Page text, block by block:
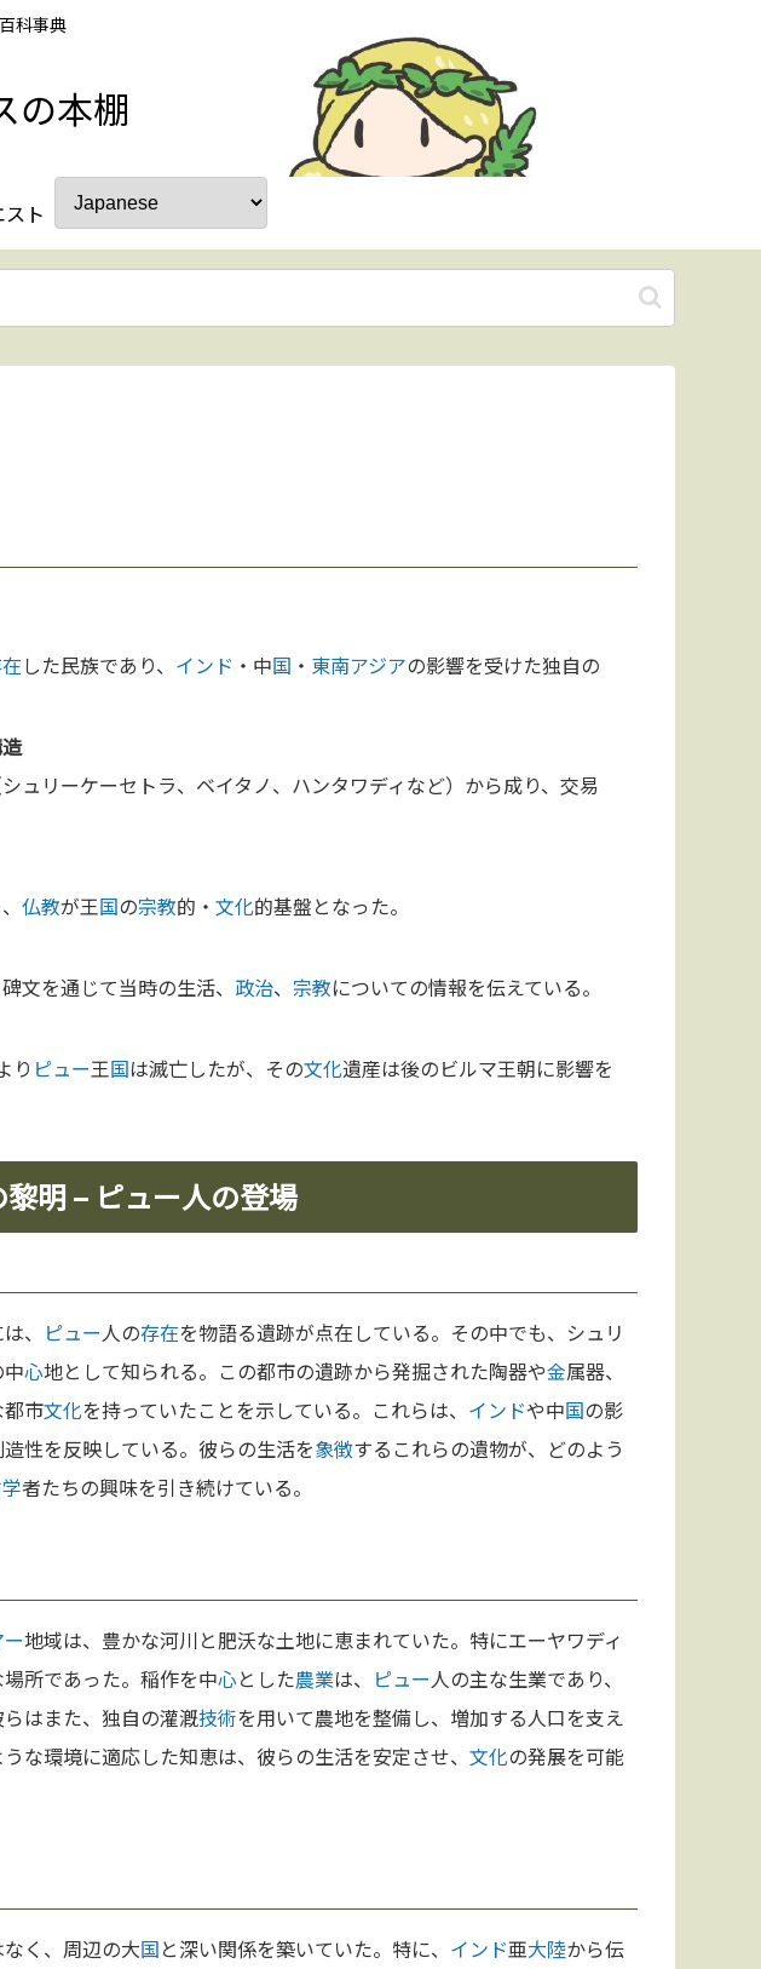
科事典
の本棚
ト
した民族であり、 インド ・中国 ・ 東南アジアの影響を受けた独自の
シュリーケーセトラ、ベイタノ、ハンタワディなど）から成り、交易
仏教が王国の宗教的・文化的基盤となった。
文を通じて当時の生活、 政治、 宗教についての情報を伝えている。
り ピュー王国は滅亡したが、その文化遺産は後のビルマ王朝に影響を
明 – ピュー人の登場
、 ピュー人の存在を物語る遺跡が点在している。その中でも、シュリ
心地として知られる。この都市の遺跡から発掘された陶器や金属器、
市文化を持っていたことを示している。これらは、 インドや中国の影
性を反映している。彼らの生活を象徴するこれらの遺物が、どのよう
者たちの興味を引き続けている。
地域は、豊かな河川と肥沃な土地に恵まれていた。特にエーヤワディ
所であった。稲作を中心とした農業は、 ピュー人の主な生業であり、
はまた、独自の灌漑技術を用いて農地を整備し、増加する人口を支え
な環境に適応した知恵は、彼らの生活を安定させ、 文化の発展を可能
く、周辺の大国と深い関係を築いていた。特に、 インド亜大陸から伝